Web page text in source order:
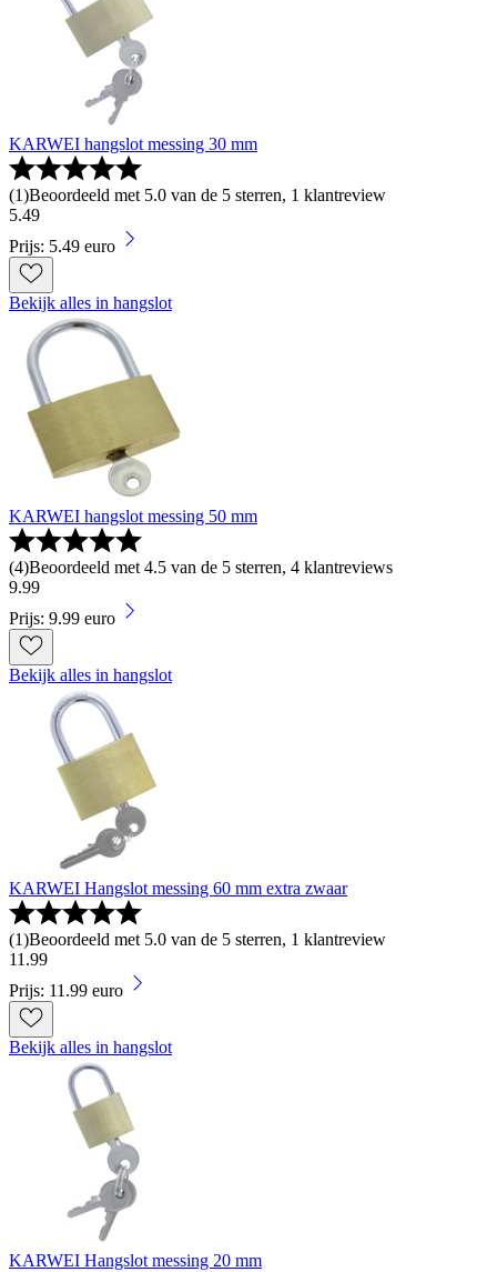
KARWEI hangslot messing 30 mm
(1)Beoordeeld met 5.0 van de 5 sterren, 1 klantreview
5.49
Prijs: 5.49 euro
Bekijk alles in hangslot
KARWEI hangslot messing 50 mm
(4)Beoordeeld met 4.5 van de 5 sterren, 4 klantreviews
9.99
Prijs: 9.99 euro
Bekijk alles in hangslot
KARWEI Hangslot messing 60 mm extra zwaar
(1)Beoordeeld met 5.0 van de 5 sterren, 1 klantreview
11 .99
Prijs: 11.99 euro
Bekijk alles in hangslot
KARWEI Hangslot messing 20 mm